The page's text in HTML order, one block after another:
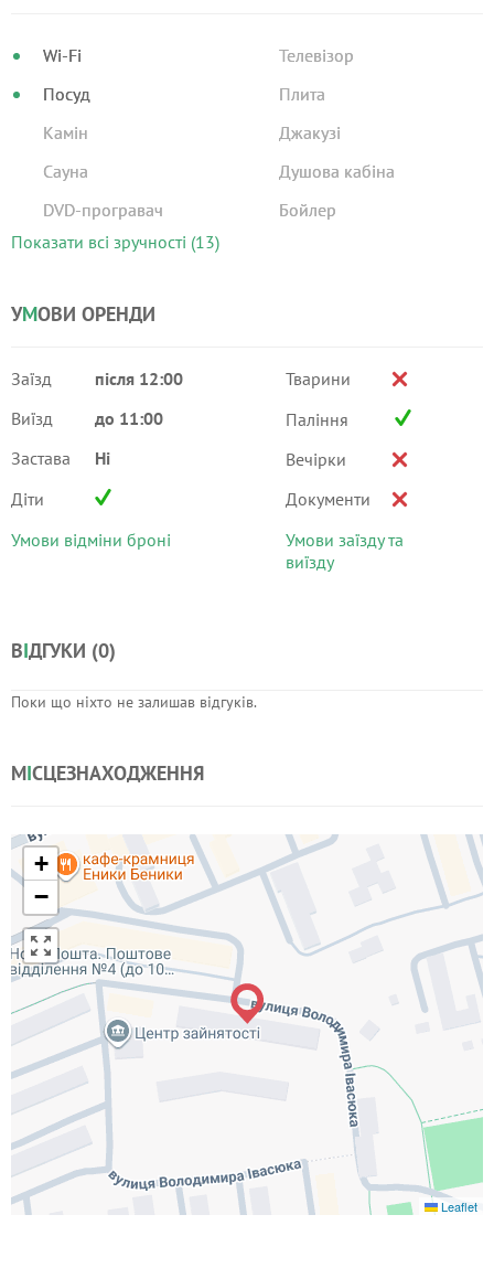
Wi-Fi
Посуд
Камін
Сауна
DVD-програвач
Телевізор
Плита
Джакузі
Душова кабіна
Бойлер
Показати всі зручності (13)
УМОВИ ОРЕНДИ
Заїзд
після 12:00
Виїзд
до 11:00
Застава
Ні
Діти
Умови відміни броні
Тварини
Паління
Вечірки
Документи
Умови заїзду та
виїзду
ВІДГУКИ (0)
Поки що ніхто не залишав відгуків.
МІСЦЕЗНАХОДЖЕННЯ
+
−
Leaflet